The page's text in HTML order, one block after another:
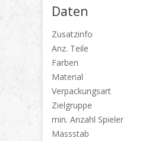
Daten
Zusatzinfo
Anz. Teile
Farben
Material
Verpackungsart
Zielgruppe
min. Anzahl Spieler
Massstab